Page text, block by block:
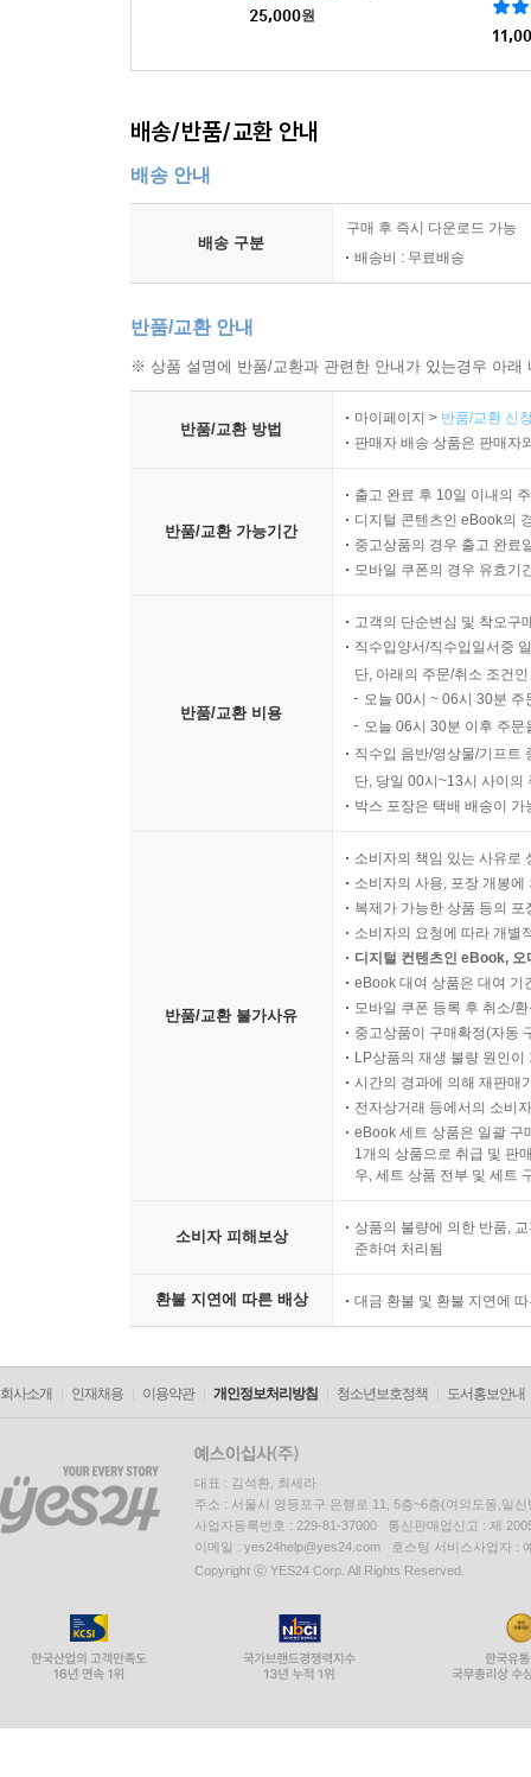
25,000원
배송/반품/교환 안내
배송 안내
배송 구분
구매 후 즉시 다운로드 가능
배송비 : 무료배송
반품/교환 안내
※ 상품 설명에 반품/교환과 관련한 안내가 있는경우 아
반품/교환 방법
마이페이지 > 반품/교환 신
판매자 배송 상품은 판매자
반품/교환 가능기간
출고 완료 후 10일 이내의
디지털 콘텐츠인 eBook의
중고상품의 경우 출고 완료
모바일 쿠폰의 경우 유효기
반품/교환 비용
고객의 단순변심 및 착오구
직수입양서/직수입일서중
단, 아래의 주문/취소 조건
오늘 00시 ~ 06시 30분
오늘 06시 30분 이후 주
직수입 음반/영상물/기프트
단, 당일 00시~13시 사이의
박스 포장은 택배 배송이
반품/교환 불가사유
소비자의 책임 있는 사유로
소비자의 사용, 포장 개봉
복제가 가능한 상품 등의
소비자의 요청에 따라 개별
디지털 컨텐츠인 eBook,
eBook 대여 상품은 대여 기
모바일 쿠폰 등록 후 취소/
중고상품이 구매확정(자동
LP상품의 재생 불량 원인
시간의 경과에 의해 재판매
전자상거래 등에서의 소비
eBook 세트 상품은 일괄 구
1개의 상품으로 취급 및 판
우, 세트 상품 전부 및 세트
소비자 피해보상
상품의 불량에 의한 반품,
준하여 처리됨
환불 지연에 따른 배상 대금 환불 및 환불 지연에
회사소개 인재채용 이용약관 개인정보처리방침 청소년보호정책 도서홍보안내
대표 : 김석환, 최세라
주소 : 서울시 영등포구 은행로 11, 5층~6층(여의도동,일신
사업자등록번호 : 229-81-37000 통신판매업신고 : 제
이메일 : yes24help@yes24.com 호스팅 서비스사업자 :
Copyright ⓒ YES24 Corp. All Rights Reserved.